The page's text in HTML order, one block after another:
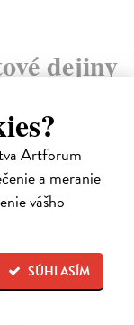
Artforum
a meranie
vášho
SÚHLASÍM
dejiny
na sklade